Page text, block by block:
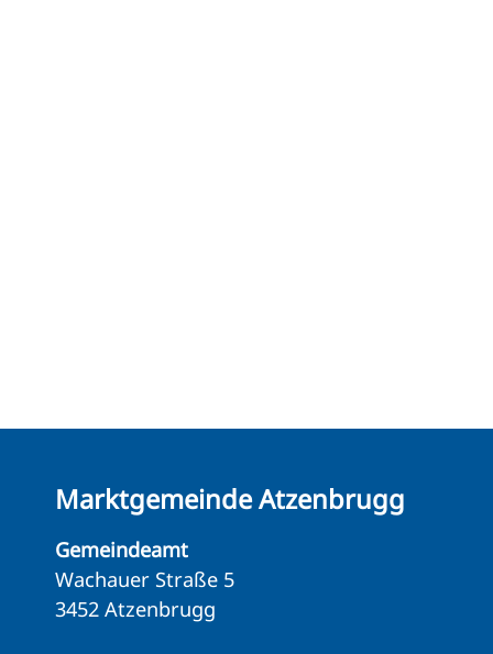
Marktgemeinde Atzenbrugg
Gemeindeamt
Wachauer Straße 5
3452 Atzenbrugg